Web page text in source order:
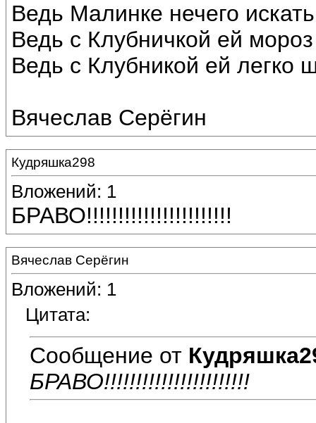
Ведь Малинке нечего
Ведь с Клубничкой ей
Ведь с Клубникой ей легко
Вячеслав Серёгин
Кудряшка298
Вложений: 1
БРАВО!!!!!!!!!!!!!!!!!!!!!!!
Вячеслав Серёгин
Вложений: 1
Цитата:
Сообщение от
БРАВО!!!!!!!!!!!!!!!!!!!!!!!